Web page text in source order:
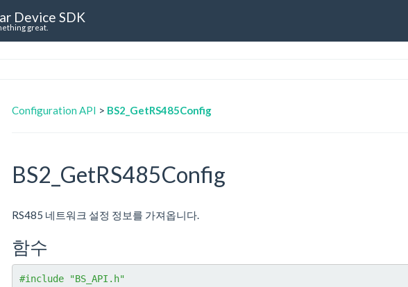
Device SDK
great.
Configuration API > BS2_GetRS485Config
BS2_GetRS485Config
RS485 네트워크 설정 정보를 가져옵니다.
함수
#include "BS_API.h"